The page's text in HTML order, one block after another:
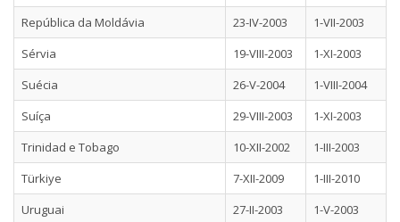
República da Moldávia
23-IV-2003
1-VII-2003
Sérvia
19-VIII-2003
1-XI-2003
Suécia
26-V-2004
1-VIII-2004
Suíça
29-VIII-2003
1-XI-2003
Trinidad e Tobago
10-XII-2002
1-III-2003
Türkiye
7-XII-2009
1-III-2010
Uruguai
27-II-2003
1-V-2003